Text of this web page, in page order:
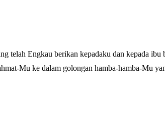
telah Engkau berikan kepadaku dan kepada ibu
Mu ke dalam golongan hamba-hamba-Mu